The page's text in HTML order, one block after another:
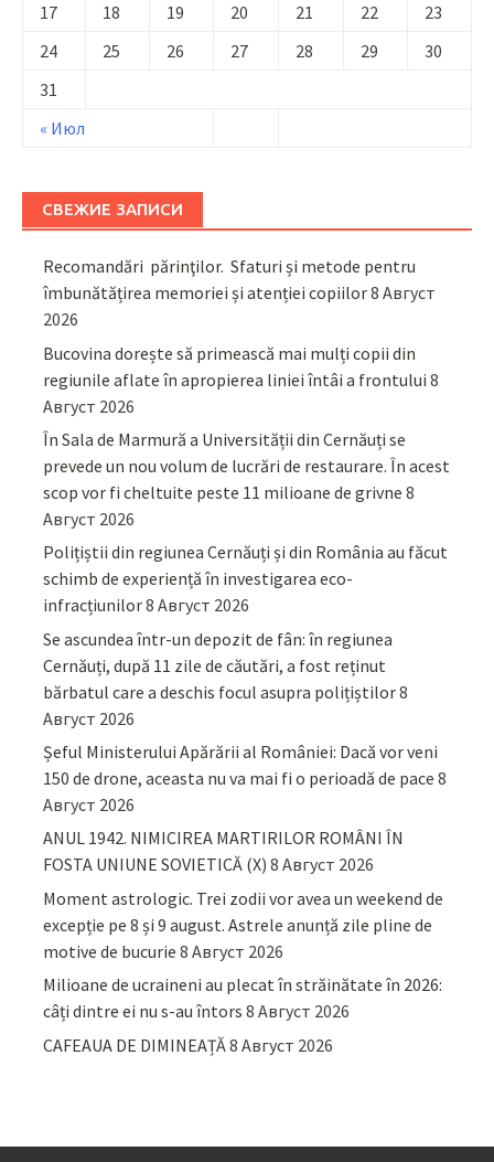
« Июл
17
18 19 20 21 22
23
24
25 26 27 28 29
30
31
СВЕЖИЕ ЗАПИСИ
Recomandări părinţilor. Sfaturi și metode pentru
îmbunătățirea memoriei și atenției copiilor8 Август
2026
Bucovina dorește să primească mai mulți copii din
regiunile aflate în apropierea liniei întâi a frontului 8
Август 2026
În Sala de Marmură a Universității din Cernăuți se
prevede un nou volum de lucrări de restaurare. În acest
scop vor fi cheltuite peste 11 milioane de grivne 8
Август 2026
Polițiștii din regiunea Cernăuți și din România au făcut
schimb de experiență în investigarea eco-
infracțiunilor8 Август 2026
Se ascundea într-un depozit de fân: în regiunea
Cernăuți, după 11 zile de căutări, a fost reținut
bărbatul care a deschis focul asupra polițiștilor8
Август 2026
Șeful Ministerului Apărării al României: Dacă vor veni
150 de drone, aceasta nu va mai fi o perioadă de pace 8
Август 2026
ANUL 1942. NIMICIREA MARTIRILOR ROMÂNI ÎN
FOSTA UNIUNE SOVIETICĂ (X) 8 Август 2026
Moment astrologic. Trei zodii vor avea un weekend de
excepție pe 8 și 9 august. Astrele anunță zile pline de
motive de bucurie 8 Август 2026
Milioane de ucraineni au plecat în străinătate în 2026:
câți dintre ei nu s-au întors 8 Август 2026
CAFEAUA DE DIMINEAȚĂ8 Август 2026